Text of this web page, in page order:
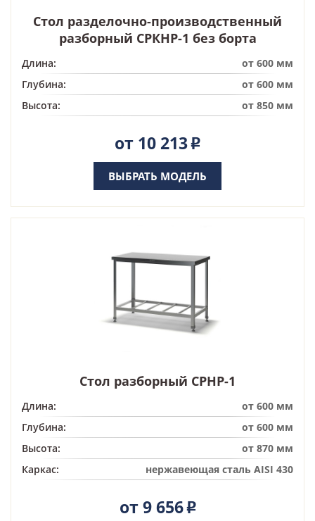
Стол разделочно-производственный
разборный СРКНР-1 без борта
Длина:
от 600 мм
Глубина:
от 600 мм
Высота:
от 850 мм
от 10 213Р
ВЫБРАТЬ МОДЕЛЬ
Стол разборный СРНР-1
Длина:
от 600 мм
Глубина:
от 600 мм
Высота:
от 870 мм
Каркас:
нержавеющая сталь AISI 430
от 9 656Р